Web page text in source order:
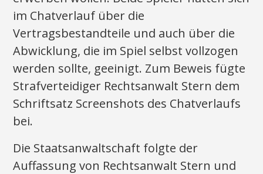
im Chatverlauf über die
Vertragsbestandteile und auch über die
Abwicklung, die im Spiel selbst vollzogen
werden sollte, geeinigt. Zum Beweis fügte
Strafverteidiger Rechtsanwalt Stern dem
Schriftsatz Screenshots des Chatverlaufs
bei.
Die Staatsanwaltschaft folgte der
Auffassung von Rechtsanwalt Stern und